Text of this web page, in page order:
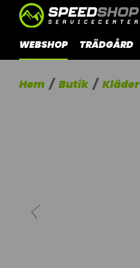
WEBSHOP TRÄDGÅRD
Hem Butik Kläder